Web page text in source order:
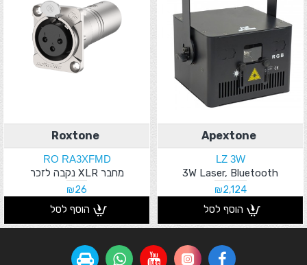
Apextone
LZ 3W
3W Laser, Bluetooth
₪2,124
הוסף לסל
Roxtone
RO RA3XFMD
מחבר XLR נקבה לזכר
₪26
הוסף לסל